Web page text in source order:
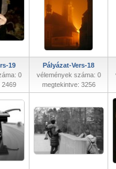
19
0
2469
Pályázat-Vers-18
vélemények száma: 0
megtekintve: 3256